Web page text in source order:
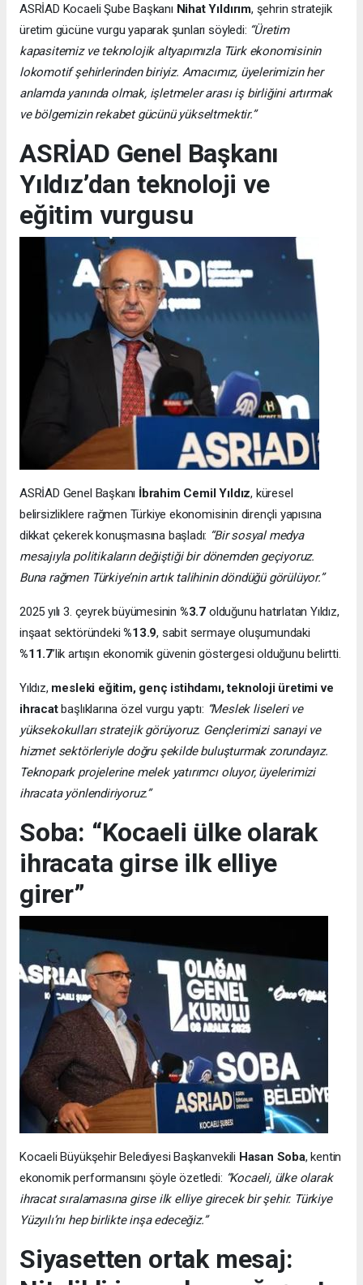
ASRİAD Kocaeli Şube Başkanı Nihat Yıldırım, şehrin stratejik
üretim gücüne vurgu yaparak şunları söyledi: “Üretim
kapasitemiz ve teknolojik altyapımızla Türk ekonomisinin
lokomotif şehirlerinden biriyiz. Amacımız, üyelerimizin her
anlamda yanında olmak, işletmeler arası iş birliğini artırmak
ve bölgemizin rekabet gücünü yükseltmektir.”
ASRİAD Genel Başkanı
Yıldız’dan teknoloji ve
eğitim vurgusu
ASRİAD Genel Başkanı İbrahim Cemil Yıldız, küresel
belirsizliklere rağmen Türkiye ekonomisinin dirençli yapısına
dikkat çekerek konuşmasına başladı: “Bir sosyal medya
mesajıyla politikaların değiştiği bir dönemden geçiyoruz.
Buna rağmen Türkiye’nin artık talihinin döndüğü görülüyor.”
2025 yılı 3. çeyrek büyümesinin %3.7 olduğunu hatırlatan Yıldız,
inşaat sektöründeki%13.9, sabit sermaye oluşumundaki
%11.7’lik artışın ekonomik güvenin göstergesi olduğunu belirtti.
Yıldız, mesleki eğitim, genç istihdamı, teknoloji üretimi ve
ihracatbaşlıklarına özel vurgu yaptı: “Meslek liseleri ve
yüksekokulları stratejik görüyoruz. Gençlerimizi sanayi ve
hizmet sektörleriyle doğru şekilde buluşturmak zorundayız.
Teknopark projelerine melek yatırımcı oluyor, üyelerimizi
ihracata yönlendiriyoruz.”
Soba: “Kocaeli ülke olarak
ihracata girse ilk elliye
girer”
Kocaeli Büyükşehir Belediyesi Başkanvekili Hasan Soba, kentin
ekonomik performansını şöyle özetledi: “Kocaeli, ülke olarak
ihracat sıralamasına girse ilk elliye girecek bir şehir. Türkiye
Yüzyılı’nı hep birlikte inşa edeceğiz.”
Siyasetten ortak mesaj: